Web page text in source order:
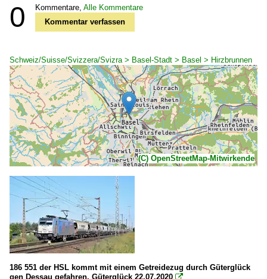
0 Kommentare, Alle Kommentare
Kommentar verfassen
Schweiz/Suisse/Svizzera/Svizra > Basel-Stadt > Basel > Hirzbrunnen
(C) OpenStreetMap-Mitwirkende
186 551 der HSL kommt mit einem Getreidezug durch Güterglück
gen Dessau gefahren. Güterglück 22.07.2020 